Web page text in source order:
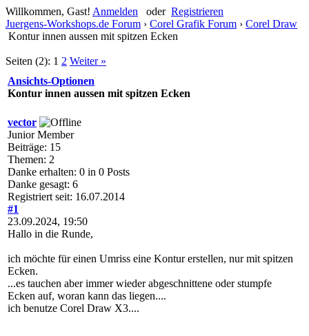
Willkommen, Gast! Anmelden oder Registrieren
Juergens-Workshops.de Forum › Corel Grafik Forum › Corel Draw
Kontur innen aussen mit spitzen Ecken
Seiten (2): 1 2 Weiter »
Ansichts-Optionen
Kontur innen aussen mit spitzen Ecken
vector
Junior Member
Beiträge: 15
Themen: 2
Danke erhalten: 0 in 0 Posts
Danke gesagt: 6
Registriert seit: 16.07.2014
#1
23.09.2024, 19:50
Hallo in die Runde,
ich möchte für einen Umriss eine Kontur erstellen, nur mit spitzen
Ecken.
...es tauchen aber immer wieder abgeschnittene oder stumpfe
Ecken auf, woran kann das liegen....
ich benutze Corel Draw X3....